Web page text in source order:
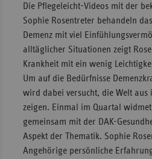
Die Pflegeleicht-Videos mit der
Sophie Rosentreter behandeln
Demenz mit viel
alltäglicher Situationen zeigt
Krankheit mit ein wenig
Um auf die Bedürfnisse
wird dabei versucht, die Welt aus
zeigen. Einmal im Quartal
gemeinsam mit der DAK-
Aspekt der Thematik. Sophie
Angehörige persönliche